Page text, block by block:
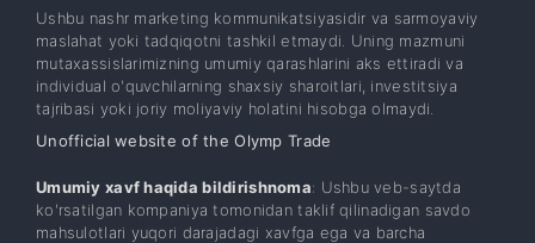
Ushbu nashr marketing kommunikatsiyasidir va sarmoyaviy
maslahat yoki tadqiqotni tashkil etmaydi. Uning mazmuni
mutaxassislarimizning umumiy qarashlarini aks ettiradi va
individual o'quvchilarning shaxsiy sharoitlari, investitsiya
tajribasi yoki joriy moliyaviy holatini hisobga olmaydi.
Unofficial website of the Olymp Trade
Umumiy xavf haqida bildirishnoma: Ushbu veb-saytda
ko'rsatilgan kompaniya tomonidan taklif qilinadigan savdo
mahsulotlari yuqori darajadagi xavfga ega va barcha